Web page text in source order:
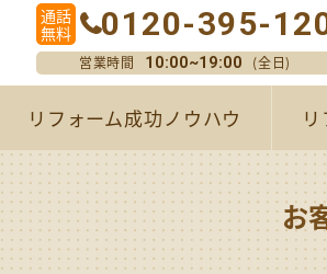
通話
無料
0120-395-
営業時間 10:00~19:00 (全日)
リフォーム成功ノウハウ
お